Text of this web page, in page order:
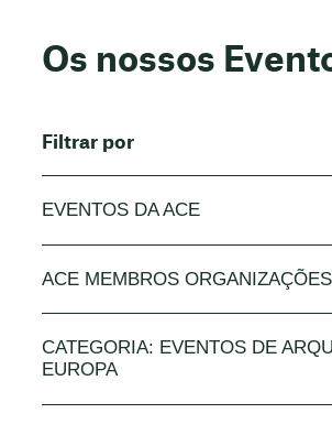
Os nossos
Filtrar por
EVENTOS DA ACE
ACE MEMBROS
CATEGORIA: EVENTOS DE
EUROPA